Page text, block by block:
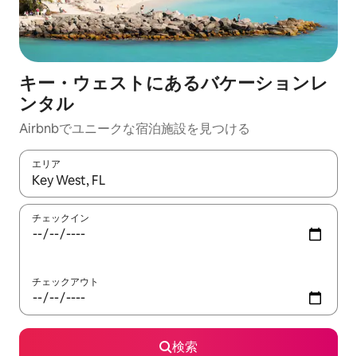
キー・ウェストにあるバケーションレ
ンタル
Airbnbでユニークな宿泊施設を見つける
エリア
検索結果が表示されたら、上下の矢印キーを使って移動するか
チェックイン
チェックアウト
検索